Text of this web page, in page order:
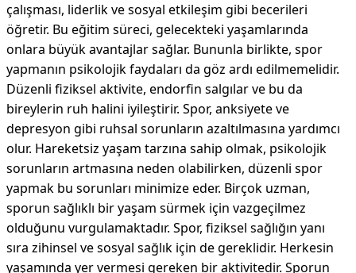
çalışması, liderlik ve sosyal etkileşim gibi becerileri
öğretir. Bu eğitim süreci, gelecekteki yaşamlarında
onlara büyük avantajlar sağlar. Bununla birlikte, spor
yapmanın psikolojik faydaları da göz ardı edilmemelidir.
Düzenli fiziksel aktivite, endorfin salgılar ve bu da
bireylerin ruh halini iyileştirir. Spor, anksiyete ve
depresyon gibi ruhsal sorunların azaltılmasına yardımcı
olur. Hareketsiz yaşam tarzına sahip olmak, psikolojik
sorunların artmasına neden olabilirken, düzenli spor
yapmak bu sorunları minimize eder. Birçok uzman,
sporun sağlıklı bir yaşam sürmek için vazgeçilmez
olduğunu vurgulamaktadır. Spor, fiziksel sağlığın yanı
sıra zihinsel ve sosyal sağlık için de gereklidir. Herkesin
yaşamında yer vermesi gereken bir aktivitedir. Sporun